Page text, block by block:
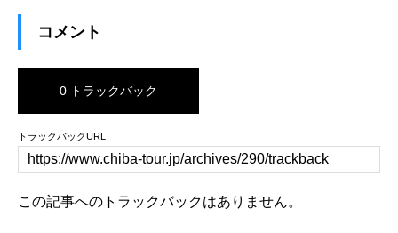
コメント
0 トラックバック
トラックバックURL
この記事へのトラックバックはありません。